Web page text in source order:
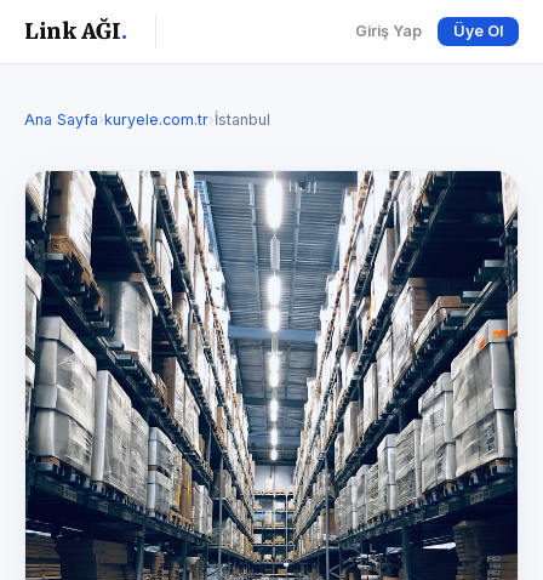
Link AĞI. Giriş Yap Üye Ol
Ana Sayfa›kuryele.com.tr›İstanbul